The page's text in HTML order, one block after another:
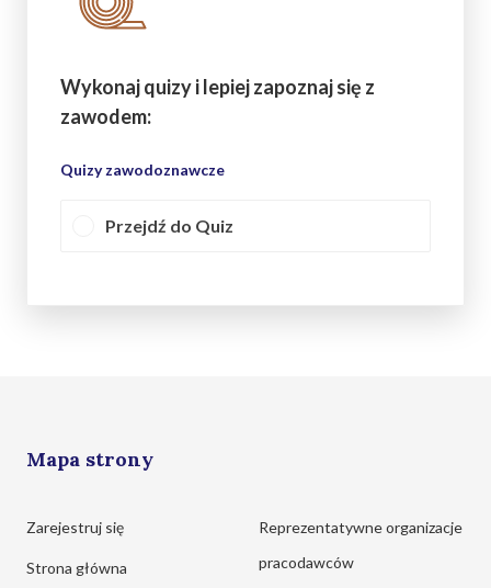
Wykonaj quizy i lepiej zapoznaj się z
zawodem:
Quizy zawodoznawcze
Przejdź do Quiz
Mapa strony
Zarejestruj się
Strona główna
Reprezentatywne organizacje
pracodawców